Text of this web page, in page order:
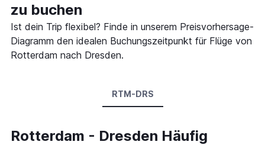
zu buchen
Ist dein Trip flexibel? Finde in unserem Preisvorhersage-
Diagramm den idealen Buchungszeitpunkt für Flüge von
Rotterdam nach Dresden.
RTM-DRS
Rotterdam - Dresden Häufig